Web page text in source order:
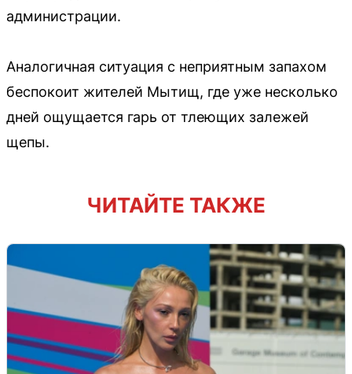
администрации.
Аналогичная ситуация с неприятным запахом
беспокоит жителей Мытищ, где уже несколько
дней ощущается гарь от тлеющих залежей
щепы.
ЧИТАЙТЕ ТАКЖЕ